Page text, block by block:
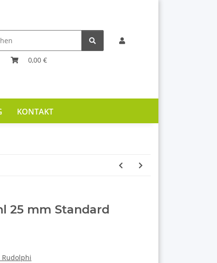
0,00 €
KONTAKT
25 mm Standard
Rudolphi